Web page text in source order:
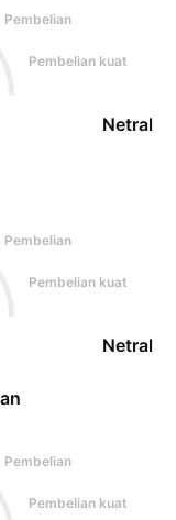
Pembelian
Pembelian kuat
Netral
Pembelian
Pembelian kuat
Netral
Pembelian
Pembelian kuat